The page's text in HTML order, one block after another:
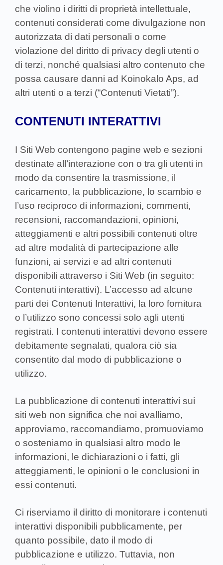
che violino i diritti di proprietà intellettuale,
contenuti considerati come divulgazione non
autorizzata di dati personali o come
violazione del diritto di privacy degli utenti o
di terzi, nonché qualsiasi altro contenuto che
possa causare danni ad Koinokalo Aps, ad
altri utenti o a terzi (“Contenuti Vietati”).
CONTENUTI INTERATTIVI
I Siti Web contengono pagine web e sezioni
destinate all’interazione con o tra gli utenti in
modo da consentire la trasmissione, il
caricamento, la pubblicazione, lo scambio e
l’uso reciproco di informazioni, commenti,
recensioni, raccomandazioni, opinioni,
atteggiamenti e altri possibili contenuti oltre
ad altre modalità di partecipazione alle
funzioni, ai servizi e ad altri contenuti
disponibili attraverso i Siti Web (in seguito:
Contenuti interattivi). L’accesso ad alcune
parti dei Contenuti Interattivi, la loro fornitura
o l’utilizzo sono concessi solo agli utenti
registrati. I contenuti interattivi devono essere
debitamente segnalati, qualora ciò sia
consentito dal modo di pubblicazione o
utilizzo.
La pubblicazione di contenuti interattivi sui
siti web non significa che noi avalliamo,
approviamo, raccomandiamo, promuoviamo
o sosteniamo in qualsiasi altro modo le
informazioni, le dichiarazioni o i fatti, gli
atteggiamenti, le opinioni o le conclusioni in
essi contenuti.
Ci riserviamo il diritto di monitorare i contenuti
interattivi disponibili pubblicamente, per
quanto possibile, dato il modo di
pubblicazione e utilizzo. Tuttavia, non